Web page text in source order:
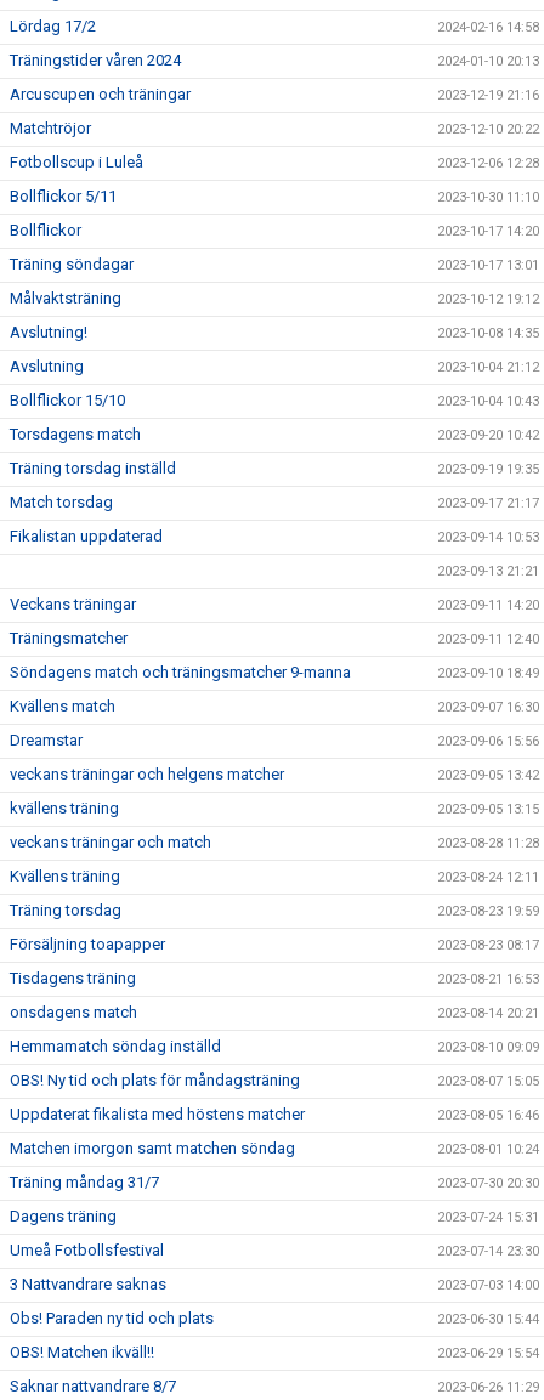
Lördag 17/2 2024-02-16 14:58
Träningstider våren 2024 2024-01-10 20:13
Arcuscupen och träningar 2023-12-19 21:16
Matchtröjor 2023-12-10 20:22
Fotbollscup i Luleå 2023-12-06 12:28
Bollflickor 5/11 2023-10-30 11:10
Bollflickor 2023-10-17 14:20
Träning söndagar 2023-10-17 13:01
Målvaktsträning 2023-10-12 19:12
Avslutning! 2023-10-08 14:35
Avslutning 2023-10-04 21:12
Bollflickor 15/10 2023-10-04 10:43
Torsdagens match 2023-09-20 10:42
Träning torsdag inställd 2023-09-19 19:35
Match torsdag 2023-09-17 21:17
Fikalistan uppdaterad 2023-09-14 10:53
2023-09-13 21:21
Veckans träningar 2023-09-11 14:20
Träningsmatcher 2023-09-11 12:40
Söndagens match och träningsmatcher 9-manna 2023-09-10 18:49
Kvällens match 2023-09-07 16:30
Dreamstar 2023-09-06 15:56
veckans träningar och helgens matcher 2023-09-05 13:42
kvällens träning 2023-09-05 13:15
veckans träningar och match 2023-08-28 11:28
Kvällens träning 2023-08-24 12:11
Träning torsdag 2023-08-23 19:59
Försäljning toapapper 2023-08-23 08:17
Tisdagens träning 2023-08-21 16:53
onsdagens match 2023-08-14 20:21
Hemmamatch söndag inställd 2023-08-10 09:09
OBS! Ny tid och plats för måndagsträning 2023-08-07 15:05
Uppdaterat fikalista med höstens matcher 2023-08-05 16:46
Matchen imorgon samt matchen söndag 2023-08-01 10:24
Träning måndag 31/7 2023-07-30 20:30
Dagens träning 2023-07-24 15:31
Umeå Fotbollsfestival 2023-07-14 23:30
3 Nattvandrare saknas 2023-07-03 14:00
Obs! Paraden ny tid och plats 2023-06-30 15:44
OBS! Matchen ikväll!! 2023-06-29 15:54
Saknar nattvandrare 8/7 2023-06-26 11:29